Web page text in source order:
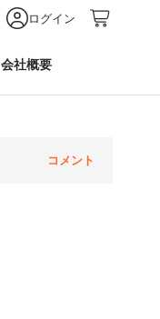
ログイン
会社概要
コメント